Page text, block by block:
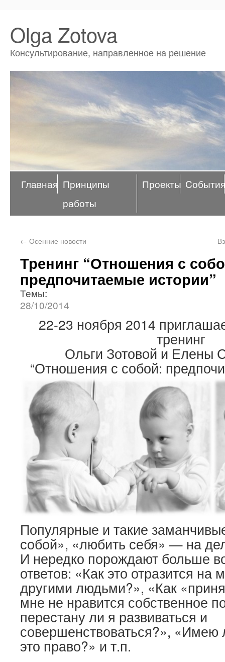
Olga Zotova
Консультирование, направленное на решение
Главная Принципы
работы
Проекты Cобытия
← Осенние новости
Тренинг “Отношения с
предпочитаемые истории”
Темы:
28/10/2014
22-23 ноября 2014
тренинг
Ольги Зотовой и Елены
“Отношения с собой:
Популярные и такие
собой», «любить себя» — на
И нередко порождают больше
ответов: «Как это отразится на
другими людьми?», «Как
мне не нравится собственное
перестану ли я развиваться и
совершенствоваться?»,
это право?» и т.п.